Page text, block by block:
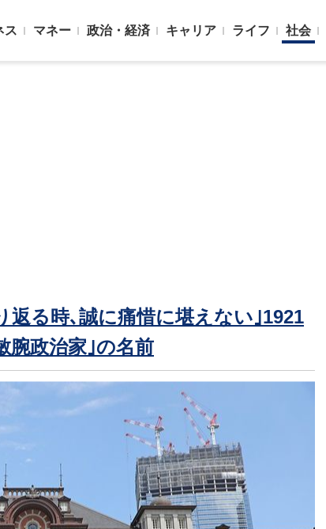
ス マネー 政治・経済 キャリア ライフ 社会
返る時､誠に痛惜に堪えない｣1921
腕政治家｣の名前